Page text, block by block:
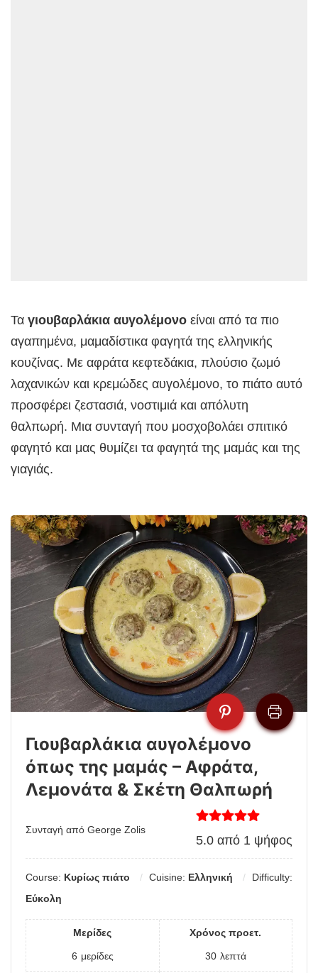
Τα γιουβαρλάκια αυγολέμονο είναι από τα πιο
αγαπημένα, μαμαδίστικα φαγητά της ελληνικής
κουζίνας. Με αφράτα κεφτεδάκια, πλούσιο ζωμό
λαχανικών και κρεμώδες αυγολέμονο, το πιάτο αυτό
προσφέρει ζεστασιά, νοστιμιά και απόλυτη
θαλπωρή. Μια συνταγή που μοσχοβολάει σπιτικό
φαγητό και μας θυμίζει τα φαγητά της μαμάς και της
γιαγιάς.
Γιουβαρλάκια αυγολέμονο
όπως της μαμάς – Αφράτα,
Λεμονάτα & Σκέτη Θαλπωρή
Συνταγή από George Zolis
5.0 από 1 ψήφος
Course: Κυρίως πιάτο Cuisine: Ελληνική
Difficulty:
Εύκολη
Μερίδες
6 μερίδες
Χρόνος προετ.
30 λεπτά